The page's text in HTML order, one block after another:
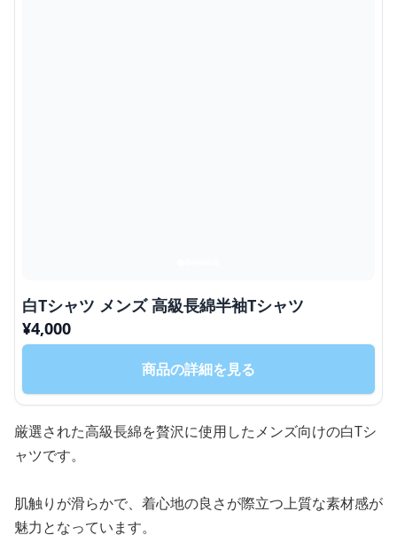
白Tシャツ メンズ 高級長綿半袖Tシャツ
¥4,000
商品の詳細を見る
厳選された高級長綿を贅沢に使用したメンズ向けの白Tシ
ャツです。
肌触りが滑らかで、着心地の良さが際立つ上質な素材感が
魅力となっています。